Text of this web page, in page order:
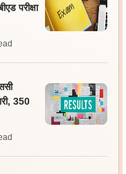
परीक्षा
350